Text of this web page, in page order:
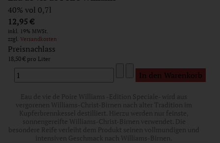
40% vol 0,7l
12,95 €
inkl. 19% MWSt.
zzgl. Versandkosten
Preisnachlass
18,50 €
Eau de vie de Poire Williams -Edition Speciale- wird aus
vergorenen Williams-Christ-Birnen nach alter Tradition im
Kupferbrennkessel destilliert. Hierzu werden nur feinste,
sonnengereifte Williams-Christ-Birnen verwendet. Die
besondere Reife verleiht dem Produkt seinen vollmundigen und
intensiven Geschmack nach Williams-Birnen.